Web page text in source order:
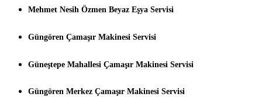
Mehmet Nesih Özmen Beyaz Eşya Servisi
Güngören Çamaşır Makinesi Servisi
Güneştepe Mahallesi Çamaşır Makinesi Servisi
Güngören Merkez Çamaşır Makinesi Servisi